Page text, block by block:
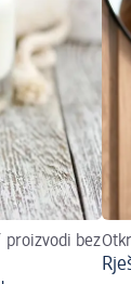
proizvodi bez